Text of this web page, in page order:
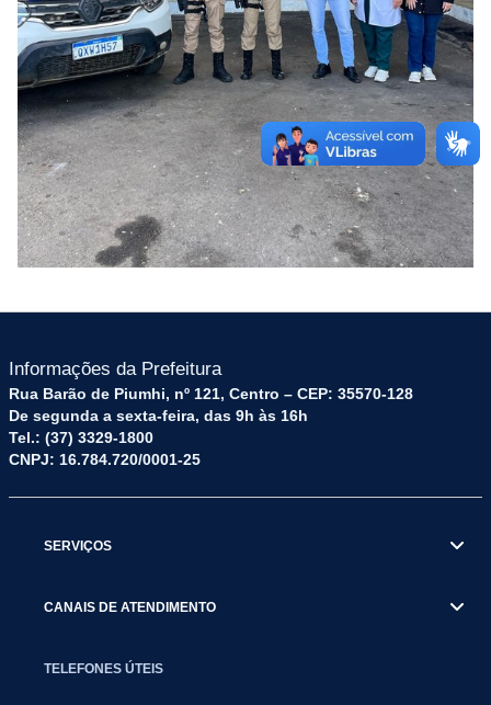
Informações da Prefeitura
Rua Barão de Piumhi, nº 121, Centro – CEP: 35570-128
De segunda a sexta-feira, das 9h às 16h
Tel.: (37) 3329-1800
CNPJ: 16.784.720/0001-25
SERVIÇOS
CANAIS DE ATENDIMENTO
TELEFONES ÚTEIS